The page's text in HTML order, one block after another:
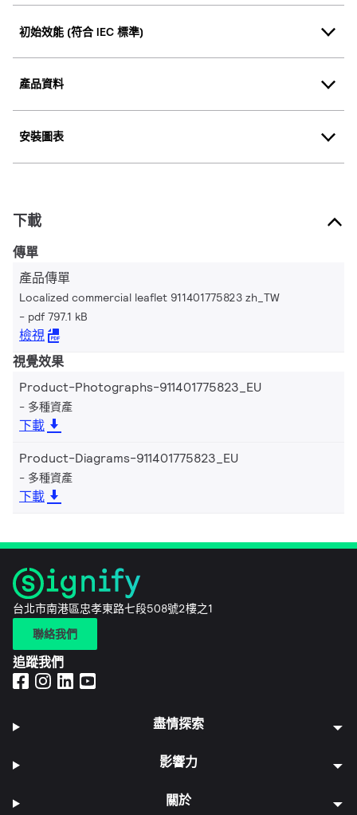
初始效能 (符合 IEC 標準)
產品資料
安裝圖表
下載
傳單
產品傳單
Localized commercial leaflet 911401775823 zh_TW
pdf 797.1 kB
檢視
視覺效果
Product-Photographs-911401775823_EU
多種資產
下載
Product-Diagrams-911401775823_EU
多種資產
下載
台北市南港區忠孝東路七段508號2樓之1
聯絡我們
追蹤我們
盡情探索
影響力
關於